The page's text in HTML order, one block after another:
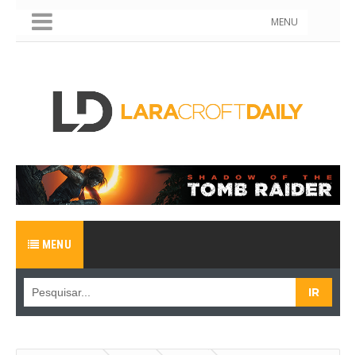
MENU
MENU